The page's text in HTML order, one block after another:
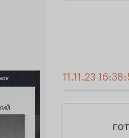
11.11.23